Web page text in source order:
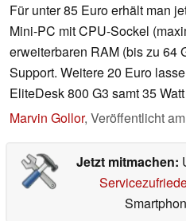
Für unter 85 Euro erhält man
Mini-PC mit CPU-Sockel
erweiterbaren RAM (bis zu 64
Support. Weitere 20 Euro
EliteDesk 800 G3 samt 35
Marvin Gollor, Veröffentlicht am
Jetzt mitmachen: